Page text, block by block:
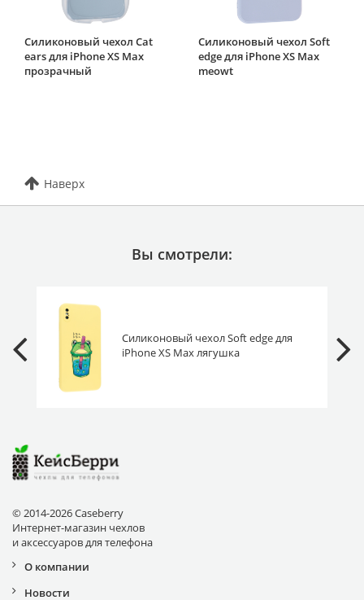
Силиконовый чехол Cat
ears для iPhone XS Max
прозрачный
Силиконовый чехол Soft
edge для iPhone XS Max
meowt
Наверх
Вы смотрели:
Силиконовый чехол Soft edge для
iPhone XS Max лягушка
© 2014-2026 Caseberry
Интернет-магазин чехлов
и аксессуаров для телефона
О компании
Новости